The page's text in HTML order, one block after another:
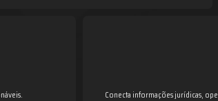
Conecta informações jurídicas,